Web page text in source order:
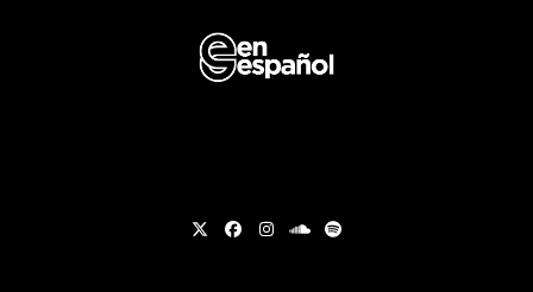
TwitterFacebook
Instagram
soundcloud
Spotify